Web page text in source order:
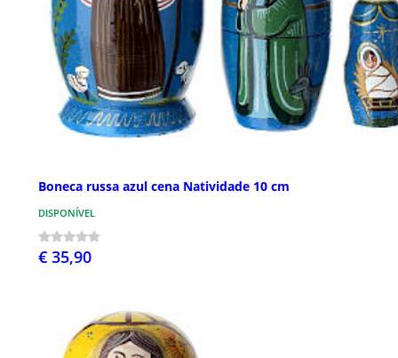
Boneca russa azul cena Natividade 10 cm
DISPONÍVEL
€ 35,90